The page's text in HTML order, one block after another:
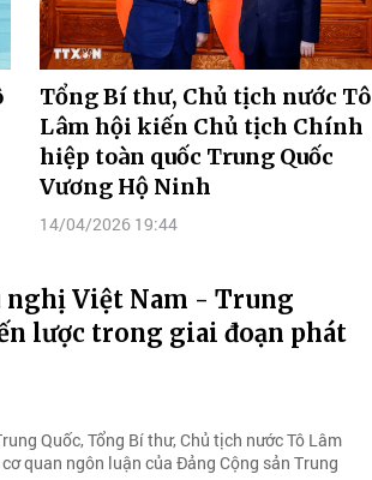
Tổng Bí thư, Chủ tịch nước Tô
Lâm hội kiến Chủ tịch Chính
hiệp toàn quốc Trung Quốc
Vương Hộ Ninh
14/04/2026 19:44
Việt Nam - Trung
lược trong giai đoạn phát
Quốc, Tổng Bí thư, Chủ tịch nước Tô Lâm
quan ngôn luận của Đảng Cộng sản Trung